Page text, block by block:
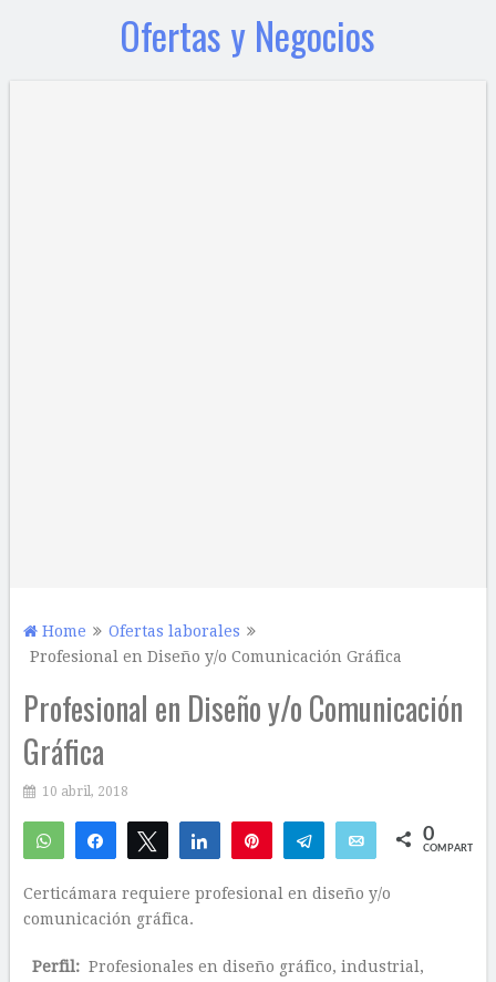
Ofertas y Negocios
Home
Ofertas laborales
Profesional en Diseño y/o Comunicación Gráfica
Profesional en Diseño y/o Comunicación
Gráfica
10 abril, 2018
WhatsAppCompartirTwittear Compartir Telegram Email 0
COMPARTIR
Certicámara requiere profesional en diseño y/o
comunicación gráfica.
Perfil:Profesionales en diseño gráfico, industrial,